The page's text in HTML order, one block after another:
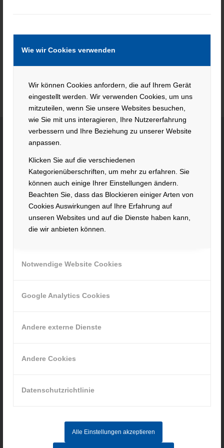
Wie wir Cookies verwenden
Wir können Cookies anfordern, die auf Ihrem Gerät
eingestellt werden. Wir verwenden Cookies, um uns
mitzuteilen, wenn Sie unsere Websites besuchen,
wie Sie mit uns interagieren, Ihre Nutzererfahrung
verbessern und Ihre Beziehung zu unserer Website
anpassen.
Klicken Sie auf die verschiedenen
Kategorienüberschriften, um mehr zu erfahren. Sie
können auch einige Ihrer Einstellungen ändern.
Beachten Sie, dass das Blockieren einiger Arten von
Cookies Auswirkungen auf Ihre Erfahrung auf
unseren Websites und auf die Dienste haben kann,
die wir anbieten können.
Notwendige Website Cookies
Google Analytics Cookies
Andere externe Dienste
Andere Cookies
Datenschutzrichtlinie
Alle Einstellungen akzeptieren
KONTAKT
Hacker Feinmechanik GmbH
Im Polder 2 / Neuhausen
94560 Offenberg
Tel. +49 991 99800 – 0
Fax. +49 991 91564
Datenschutz